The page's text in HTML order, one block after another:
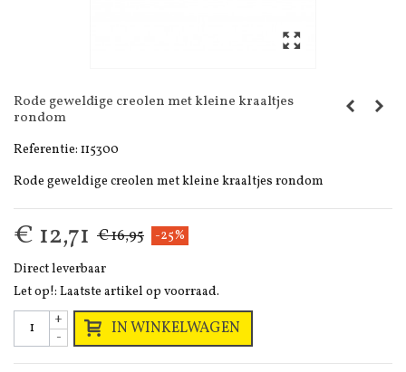
Rode geweldige creolen met kleine kraaltjes
rondom
Referentie: 115300
Rode geweldige creolen met kleine kraaltjes rondom
€ 12,71 € 16,95
-25%
Direct leverbaar
Let op!: Laatste artikel op voorraad.
-
+ IN WINKELWAGEN